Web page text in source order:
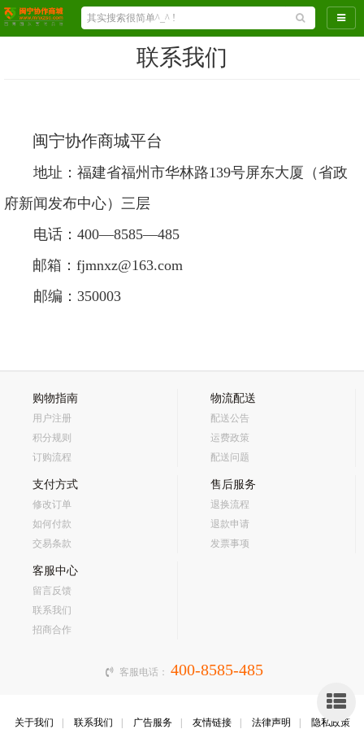
导航
联系我们
闽宁协作商城平台
地址：福建省福州市华林路139号屏东大厦（省政
府新闻发布中心）三层
电话： 400—8585—485
邮箱：fjmnxz@163.com
邮编：350003
侧
购物指南
用户注册
积分规则
订购流程
物流配送
配送公告
运费政策
配送问题
支付方式
修改订单
如何付款
交易条款
售后服务
退换流程
退款申请
发票事项
客服中心
留言反馈
联系我们
招商合作
客服电话： 400-8585-485
关于我们 联系我们 广告服务 友情链接 法律声明 隐私政策